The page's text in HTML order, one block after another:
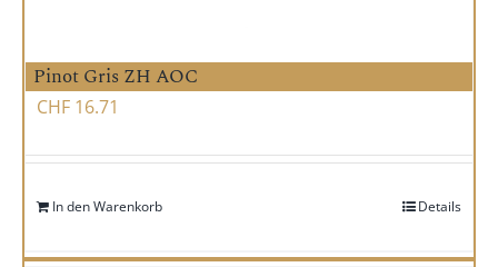
Pinot Gris ZH AOC
CHF 16.71
In den Warenkorb Details